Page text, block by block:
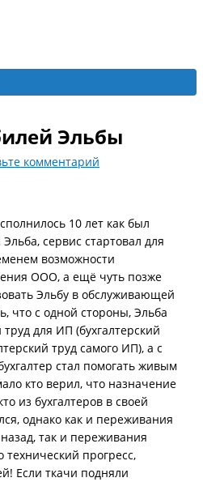
Эльбы
комментарий
10 лет как был
сервис стартовал для
возможности
ООО, а ещё чуть позже
Эльбу в обслуживающей
что с одной стороны, Эльба
для ИП (бухгалтерский
труд самого ИП), а с
стал помогать живым
кто верил, что назначение
из бухгалтеров в своей
однако как и переживания
так и переживания
технический прогресс,
Если ткачи подняли